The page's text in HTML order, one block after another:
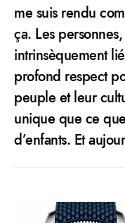
me suis rendu
ça. Les
intrinsèquement
profond respect
peuple et leur
unique que ce
d’enfants. Et